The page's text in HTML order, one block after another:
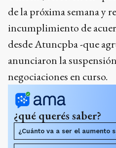
de la próxima semana y
incumplimiento de
desde Atuncpba -que
anunciaron la
negociaciones en curso.
¿qué querés saber?
¿Cuánto va a ser el aumento